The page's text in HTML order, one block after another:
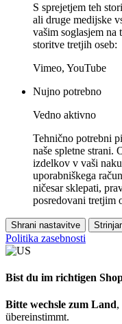
S sprejetjem teh
ali druge medijske
vašim soglasjem na
storitve tretjih oseb:
Vimeo, YouTube
Nujno potrebno
Vedno aktivno
Tehnično potrebni
naše spletne strani.
izdelkov v vaši
uporabniškega
ničesar sklepati,
posredovani tretjim
Shrani nastavitve
Politika zasebnosti
Bist du im richtigen
Bitte wechsle zum Land,
übereinstimmt.